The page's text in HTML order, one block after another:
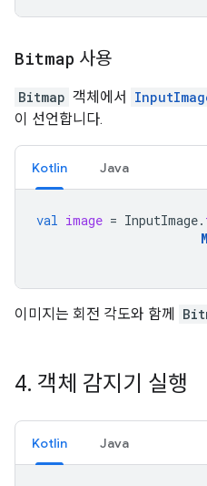
Bitmap 사용
Bitmap 객체에서
이 선언합니다.
Kotlin Java
val image = InputImage.
이미지는 회전 각도와 함께
4. 객체 감지기 실행
Kotlin Java